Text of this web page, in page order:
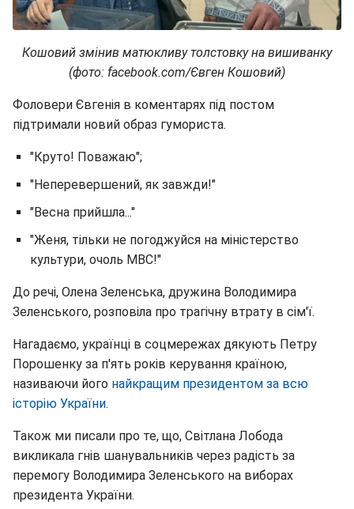
Кошовий змінив матюкливу толстовку на вишиванку
(фото: facebook.com/Євген Кошовий)
Фоловери Євгенія в коментарях під постом
підтримали новий образ гумориста.
"Круто! Поважаю";
"Неперевершений, як завжди!"
"Весна прийшла..."
"Женя, тільки не погоджуйся на міністерство
культури, очоль МВС!"
До речі, Олена Зеленська, дружина Володимира
Зеленського, розповіла про трагічну втрату в сім'ї.
Нагадаємо, українці в соцмережах дякують Петру
Порошенку за п'ять років керування країною,
називаючи його найкращим президентом за всю
історію України.
Також ми писали про те, що, Світлана Лобода
викликала гнів шанувальників через радість за
перемогу Володимира Зеленського на виборах
президента України.